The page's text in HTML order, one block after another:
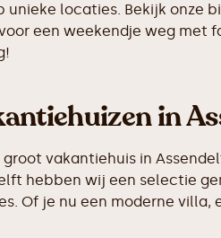
locaties. Bekijk onze
een weekendje weg met
in
vakantiehuis in
hebben wij een selectie
Of je nu een moderne